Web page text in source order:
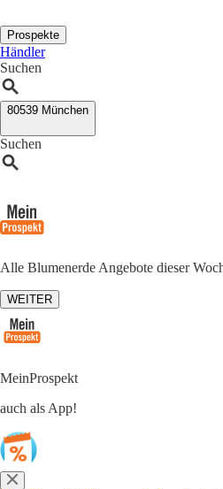
Prospekte
Händler
Suchen
80539 München
Suchen
Alle Blumenerde Angebote dieser
WEITER
MeinProspekt
auch als App!